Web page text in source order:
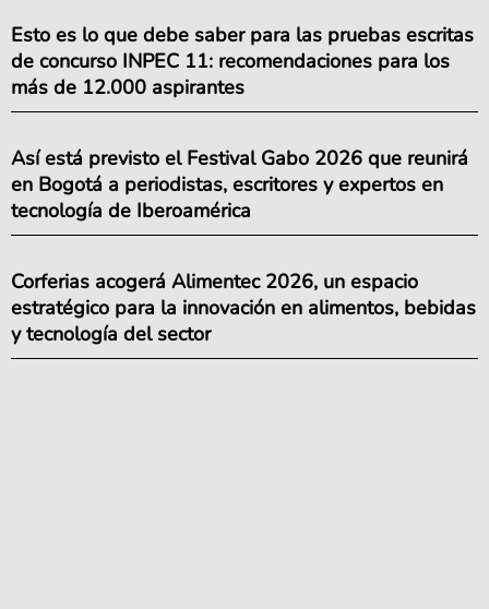
Esto es lo que debe saber para las pruebas escritas
de concurso INPEC 11: recomendaciones para los
más de 12.000 aspirantes
Así está previsto el Festival Gabo 2026 que reunirá
en Bogotá a periodistas, escritores y expertos en
tecnología de Iberoamérica
Corferias acogerá Alimentec 2026, un espacio
estratégico para la innovación en alimentos, bebidas
y tecnología del sector